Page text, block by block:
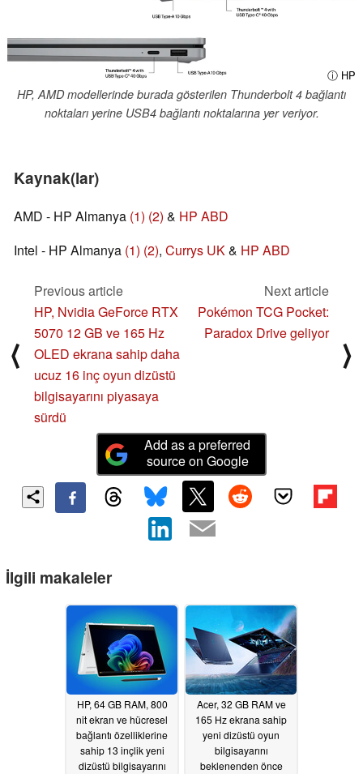
ⓘ HP
HP, AMD modellerinde burada gösterilen Thunderbolt 4 bağlantı
noktaları yerine USB4 bağlantı noktalarına yer veriyor.
Kaynak(lar)
AMD - HP Almanya (1) (2) & HP ABD
Intel - HP Almanya (1) (2), Currys UK& HP ABD
⟨
Previous article
HP, Nvidia GeForce RTX
5070 12 GB ve 165 Hz
OLED ekrana sahip daha
ucuz 16 inç oyun dizüstü
bilgisayarını piyasaya
sürdü
Next article
Pokémon TCG Pocket:
Paradox Drive geliyor
⟩
Add as a preferred
source on Google
İlgili makaleler
HP, 64 GB RAM, 800
nit ekran ve hücresel
bağlantı özelliklerine
sahip 13 inçlik yeni
dizüstü bilgisayarını
Acer, 32 GB RAM ve
165 Hz ekrana sahip
yeni dizüstü oyun
bilgisayarını
beklenenden önce